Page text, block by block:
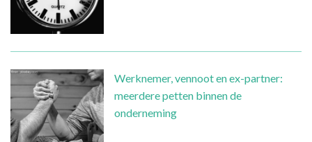
Werknemer, vennoot en ex-partner:
meerdere petten binnen de
onderneming